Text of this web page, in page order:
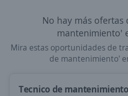
No hay más ofertas
mantenimiento'
Mira estas oportunidades de
de mantenimiento'
Tecnico de